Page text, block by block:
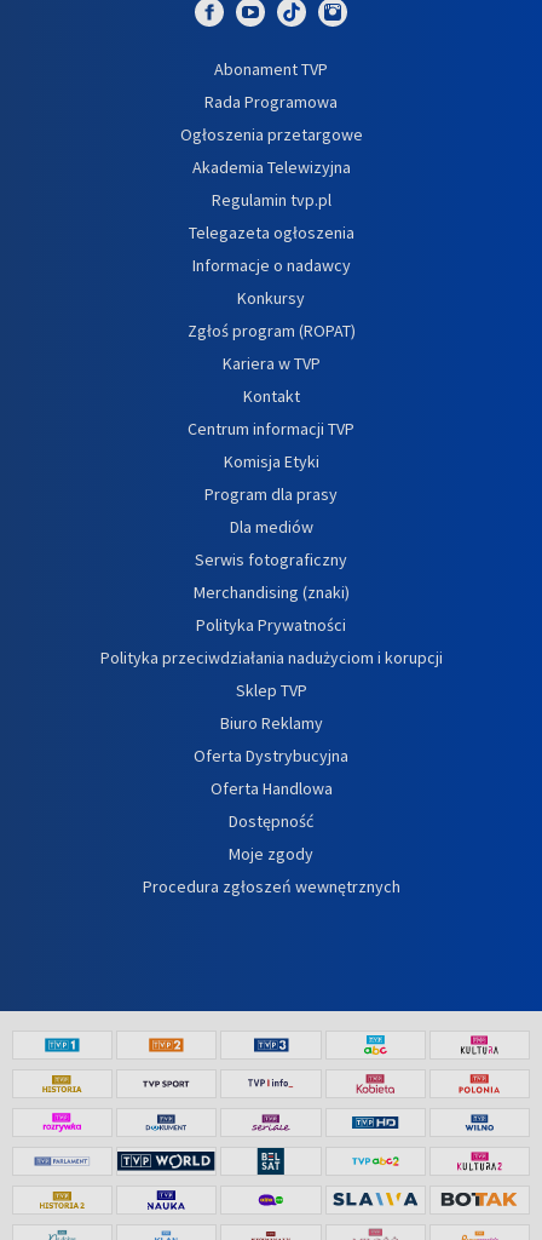
Abonament TVP
Rada Programowa
Ogłoszenia przetargowe
Akademia Telewizyjna
Regulamin tvp.pl
Telegazeta ogłoszenia
Informacje o nadawcy
Konkursy
Zgłoś program (ROPAT)
Kariera w TVP
Kontakt
Centrum informacji TVP
Komisja Etyki
Program dla prasy
Dla mediów
Serwis fotograficzny
Merchandising (znaki)
Polityka Prywatności
Polityka przeciwdziałania nadużyciom i korupcji
Sklep TVP
Biuro Reklamy
Oferta Dystrybucyjna
Oferta Handlowa
Dostępność
Moje zgody
Procedura zgłoszeń wewnętrznych